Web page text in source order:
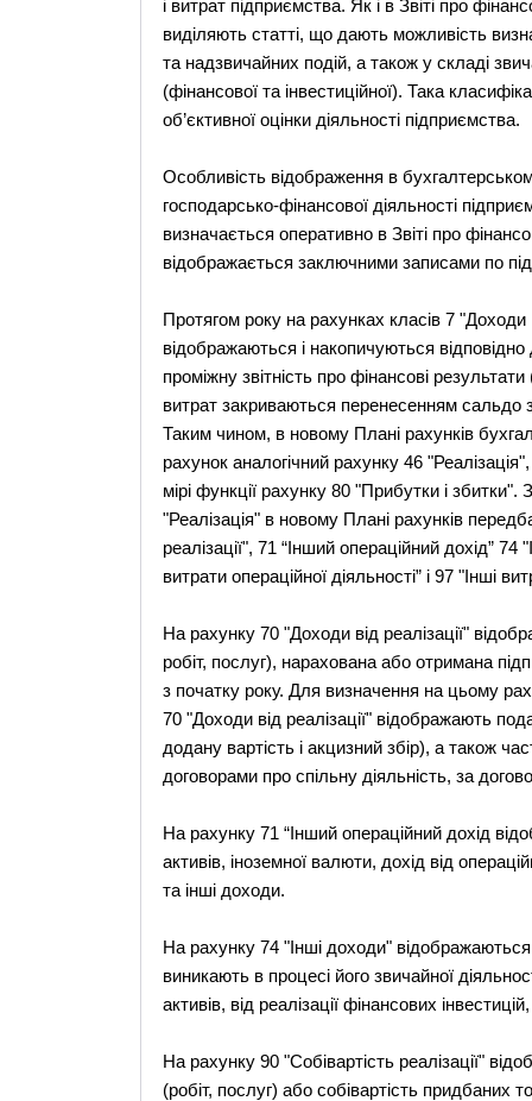
і витрат підприємства. Як і в Звіті про
виділяють статті, що дають можливість
та надзвичайних подій, а також у складі
(фінансової та інвестиційної). Така
об’єктивної оцінки діяльності підприємства.
Особливість відображення в
господарсько-фінансової діяльності
визначається оперативно в Звіті про
відображається заключними записами по
Протягом року на рахунках класів 7 "Доходи
відображаються і накопичуються
проміжну звітність про фінансові
витрат закриваються перенесенням сальдо
Таким чином, в новому Плані рахунків
рахунок аналогічний рахунку 46
мірі функції рахунку 80 "Прибутки і
"Реалізація" в новому Плані рахунків
реалізації", 71 “Інший операційний дохід” 74
витрати операційної діяльності” і 97 "Інші
На рахунку 70 "Доходи від реалізації"
робіт, послуг), нарахована або отримана
з початку року. Для визначення на цьому
70 "Доходи від реалізації" відображають
додану вартість і акцизний збір), а також
договорами про спільну діяльність, за
На рахунку 71 “Інший операційний дохід
активів, іноземної валюти, дохід від
та інші доходи.
На рахунку 74 "Інші доходи"
виникають в процесі його звичайної
активів, від реалізації фінансових
На рахунку 90 "Собівартість реалізації"
(робіт, послуг) або собівартість придбаних